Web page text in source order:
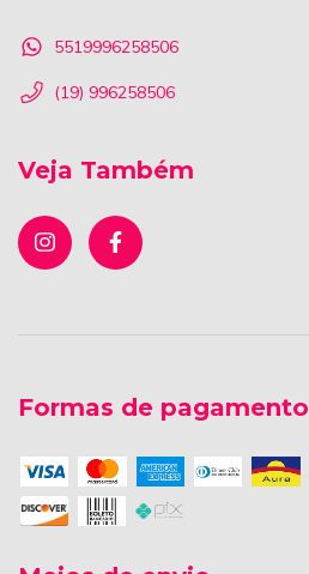
5519996258506
(19) 996258506
Veja Também
Formas de pagamento